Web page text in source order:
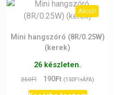
Akció!
Mini hangszóró (8R/0.25W)
(kerek)
26 készleten.
250Ft
Original
price
190Ft Current
price
(150Ft+ÁFA)